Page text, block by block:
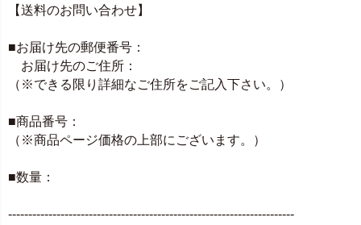
【送料のお問い合わせ】
■お届け先の郵便番号：
お届け先のご住所：
（※できる限り詳細なご住所をご記入下さい。）
■商品番号：
（※商品ページ価格の上部にございます。）
■数量：
-----------------------------------------------------------------------